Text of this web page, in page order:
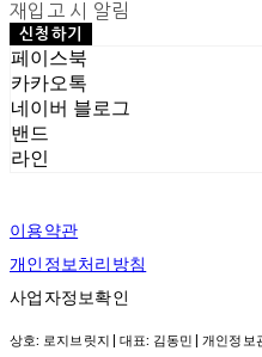
재입고 시 알림
신청하기
페이스북
카카오톡
네이버 블로그
밴드
라인
이용약관
개인정보처리방침
사업자정보확인
상호: 로지브릿지 | 대표: 김동민 | 개인정보